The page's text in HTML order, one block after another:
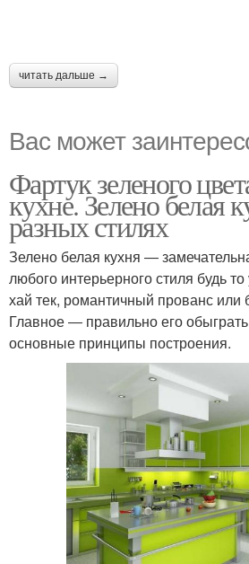
читать дальше →
Вас может
Фартук зеленого
кухне. Зелено белая
разных стилях
Зелено белая кухня ―
любого интерьерного стиля будь
хай тек, романтичный прованс или
Главное ― правильно его
основные принципы построения.